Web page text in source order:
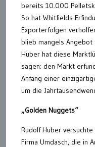
bereits 10.000
So hat Whitfields
Exporterfolgen
blieb mangels
Huber hat diese
sagen: den Markt
Anfang einer
um die
„Golden Nuggets“
Rudolf Huber
Firma Umdasch, die in